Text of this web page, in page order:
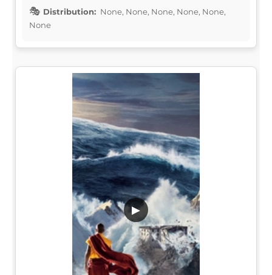
Distribution: None, None, None, None, None,
None
▶